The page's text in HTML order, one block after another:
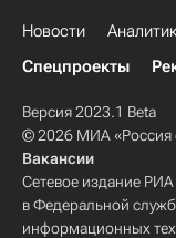
Новости
Спецпроекты
Версия 2023.1 Beta
© 2026 МИА «Россия
Вакансии
Сетевое издание
в Федеральной
информационных